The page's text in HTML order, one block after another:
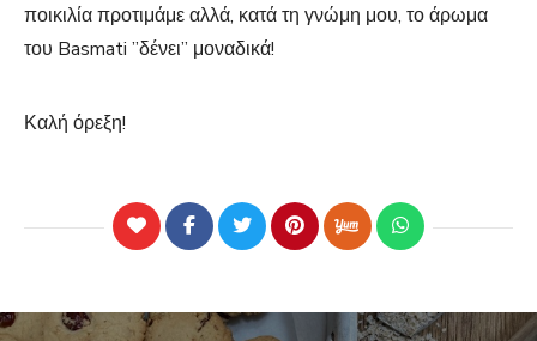
ποικιλία προτιμάμε αλλά, κατά τη γνώμη μου, το άρωμα
του Basmati ”δένει” μοναδικά!
Καλή όρεξη!